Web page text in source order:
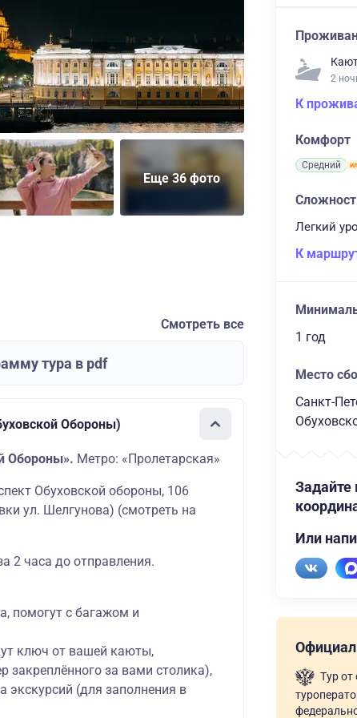
Еще 36 фото
Смотреть все
тура в pdf
Обороны)
Обороны». Метро: «Пролетарская»
Обуховской обороны, 106
ул. Шелгунова) (смотреть на
2 часа до отправления.
помогут с багажом и
ключ от вашей каюты,
закреплённого за вами столика),
экскурсий (для заполнения в
2
К
Комфорт
Средний
Легкий
К
1 год
Место
Санкт-
Задайте
Или
Тур